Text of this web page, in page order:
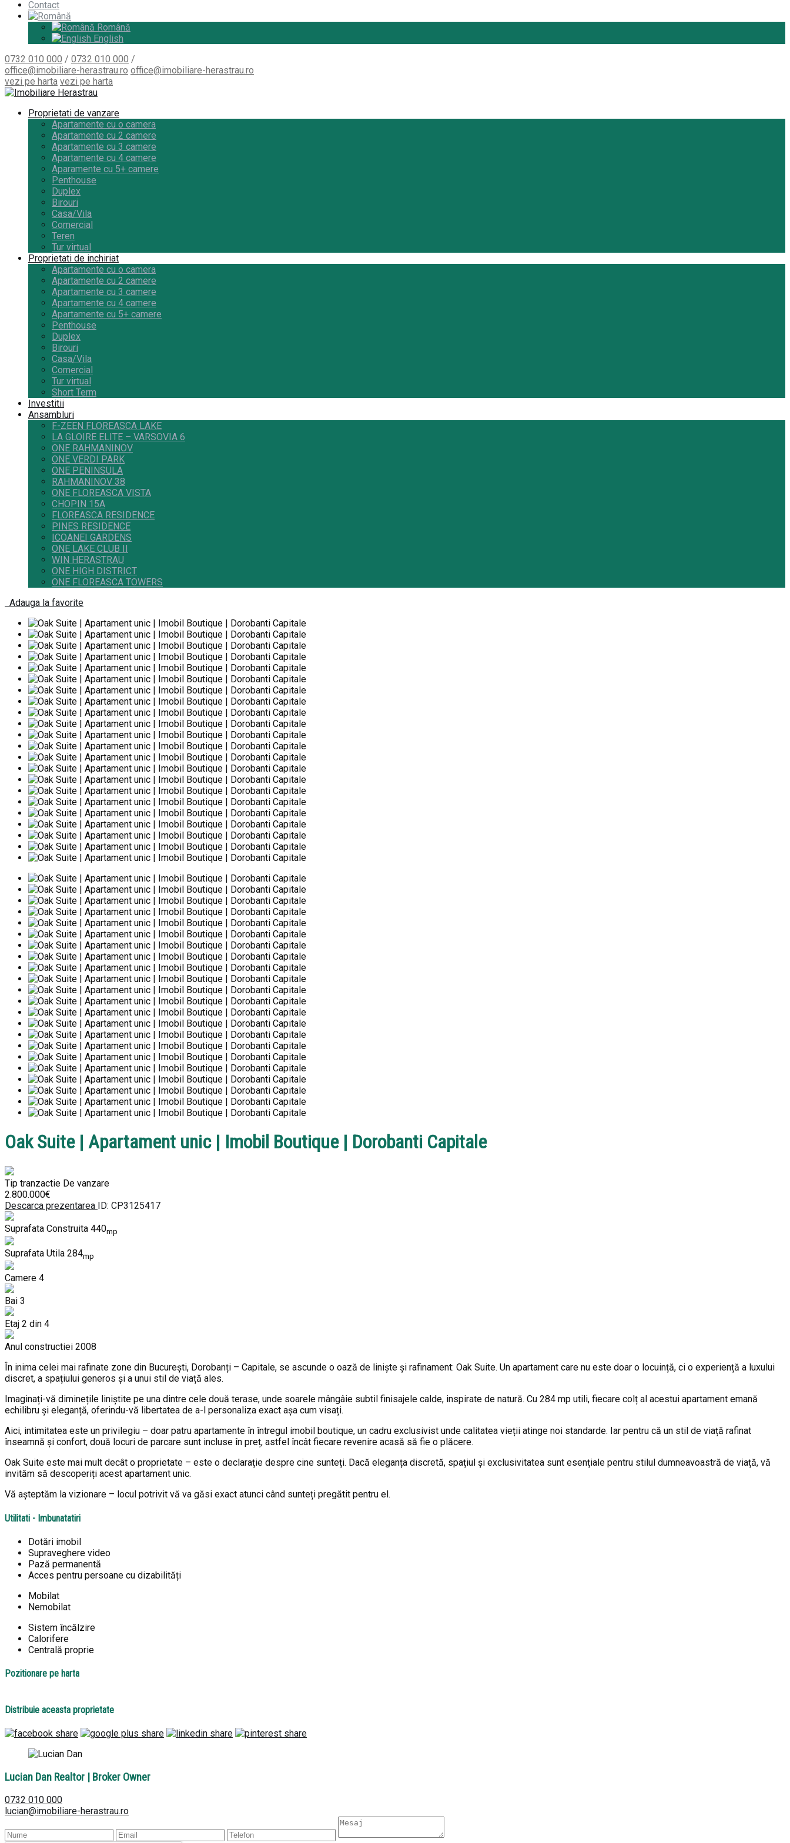
Contact
Română
English
0732 010 000 / 0732 010 000 /
office@imobiliare-herastrau.ro office@imobiliare-herastrau.ro
vezi pe harta vezi pe harta
Proprietati de vanzare
Apartamente cu o camera
Apartamente cu 2 camere
Apartamente cu 3 camere
Apartamente cu 4 camere
Aparamente cu 5+ camere
Penthouse
Duplex
Birouri
Casa/Vila
Comercial
Teren
Tur virtual
Proprietati de inchiriat
Apartamente cu o camera
Apartamente cu 2 camere
Apartamente cu 3 camere
Apartamente cu 4 camere
Apartamente cu 5+ camere
Penthouse
Duplex
Birouri
Casa/Vila
Comercial
Tur virtual
Short Term
Investitii
Ansambluri
F-ZEEN FLOREASCA LAKE
LA GLOIRE ELITE – VARSOVIA 6
ONE RAHMANINOV
ONE VERDI PARK
ONE PENINSULA
RAHMANINOV 38
ONE FLOREASCA VISTA
CHOPIN 15A
FLOREASCA RESIDENCE
PINES RESIDENCE
ICOANEI GARDENS
ONE LAKE CLUB II
WIN HERASTRAU
ONE HIGH DISTRICT
ONE FLOREASCA TOWERS
Adauga la favorite
Oak Suite | Apartament unic | Imobil Boutique | Dorobanti Capitale
Tip tranzactie De vanzare
2.800.000€
Descarca prezentarea ID: CP3125417
Suprafata Construita 440mp
Suprafata Utila 284mp
Camere 4
Bai 3
Etaj 2 din 4
Anul constructiei 2008
În inima celei mai rafinate zone din București, Dorobanți – Capitale, se ascunde o oază de liniște și rafinament: Oak Suite. Un apartament care nu este doar o locuință, ci o experiență a luxului
discret, a spațiului generos și a unui stil de viață ales.
Imaginați-vă diminețile liniștite pe una dintre cele două terase, unde soarele mângâie subtil finisajele calde, inspirate de natură. Cu 284 mp utili, fiecare colț al acestui apartament emană
echilibru și eleganță, oferindu-vă libertatea de a-l personaliza exact așa cum visați.
Aici, intimitatea este un privilegiu – doar patru apartamente în întregul imobil boutique, un cadru exclusivist unde calitatea vieții atinge noi standarde. Iar pentru că un stil de viață rafinat
înseamnă și confort, două locuri de parcare sunt incluse în preț, astfel încât fiecare revenire acasă să fie o plăcere.
Oak Suite este mai mult decât o proprietate – este o declarație despre cine sunteți. Dacă eleganța discretă, spațiul și exclusivitatea sunt esențiale pentru stilul dumneavoastră de viață, vă
invităm să descoperiți acest apartament unic.
Vă așteptăm la vizionare – locul potrivit vă va găsi exact atunci când sunteți pregătit pentru el.
Utilitati - Imbunatatiri
Dotări imobil
Supraveghere video
Pază permanentă
Acces pentru persoane cu dizabilități
Mobilat
Nemobilat
Sistem încălzire
Calorifere
Centrală proprie
Pozitionare pe harta
Distribuie aceasta proprietate
Lucian Dan Realtor | Broker Owner
0732 010 000
lucian@imobiliare-herastrau.ro